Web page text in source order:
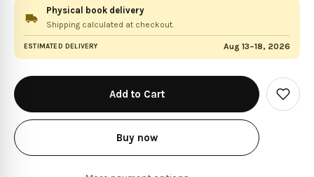
Physical book delivery
Shipping calculated at checkout.
ESTIMATED DELIVERY Aug 13–18, 2026
in
stock
Buy now
Add
to